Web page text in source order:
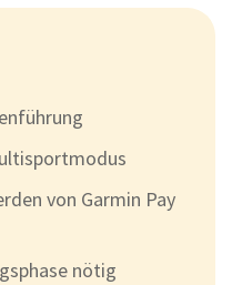
von Garmin Pay
nötig